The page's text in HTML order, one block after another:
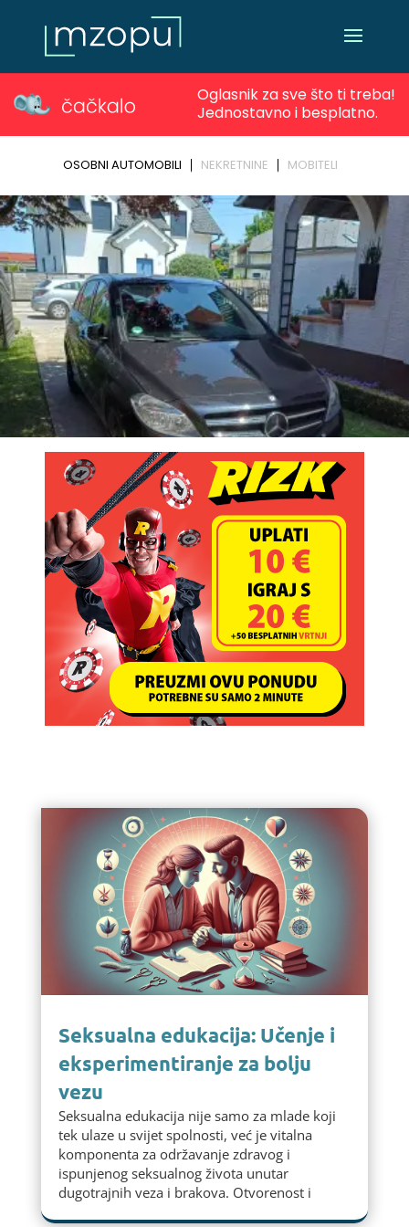
Seksualna edukacija: Učenje i
eksperimentiranje za bolju
vezu
Seksualna edukacija nije samo za mlade koji
tek ulaze u svijet spolnosti, već je vitalna
komponenta za održavanje zdravog i
ispunjenog seksualnog života unutar
dugotrajnih veza i brakova. Otvorenost i